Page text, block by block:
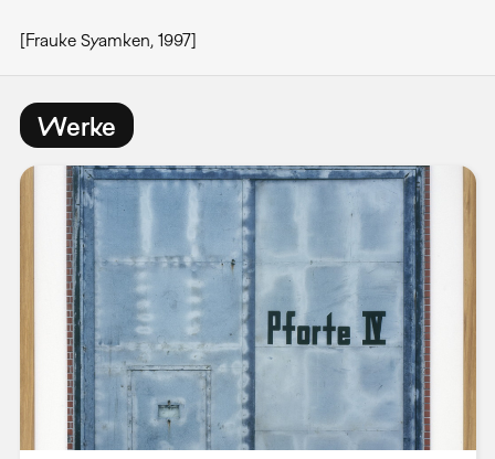
[Frauke Syamken, 1997]
Werke